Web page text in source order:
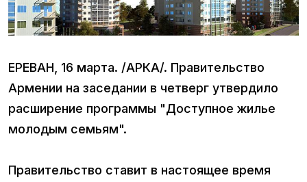
ЕРЕВАН, 16 марта. /АРКА/. Правительство
Армении на заседании в четверг утвердило
расширение программы "Доступное жилье
молодым семьям".
Правительство ставит в настоящее время